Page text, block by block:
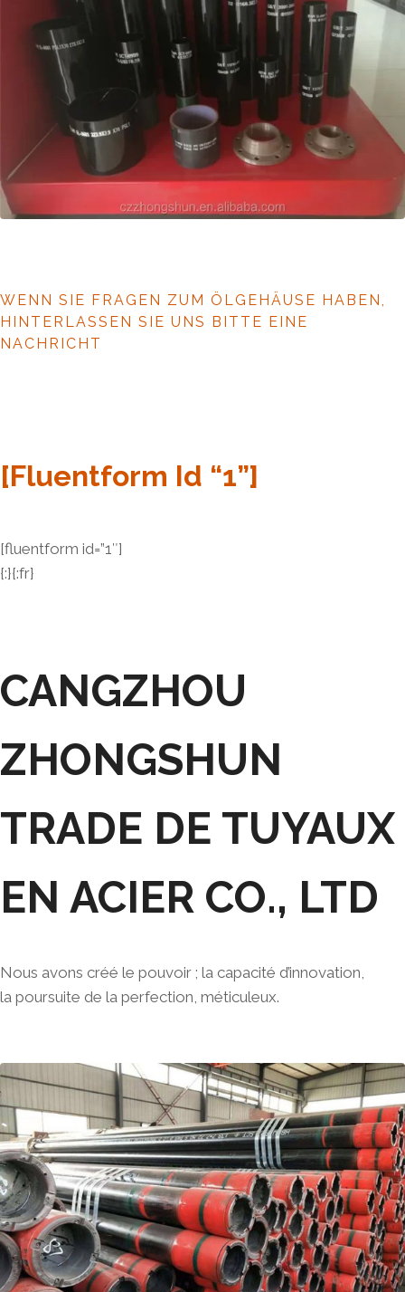
WENN SIE FRAGEN ZUM ÖLGEHÄUSE HABEN,
HINTERLASSEN SIE UNS BITTE EINE
NACHRICHT
[fluentform Id “1”]
[fluentform id=”1″]
{:}{:fr}
CANGZHOU
ZHONGSHUN
TRADE DE TUYAUX
EN ACIER CO., LTD
Nous avons créé le pouvoir ; la capacité d’innovation,
la poursuite de la perfection, méticuleux.